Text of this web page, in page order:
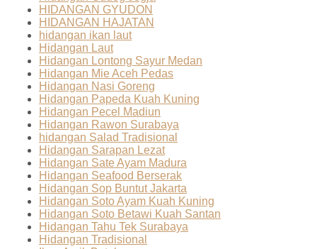
HIDANGAN GYUDON
HIDANGAN HAJATAN
hidangan ikan laut
Hidangan Laut
Hidangan Lontong Sayur Medan
Hidangan Mie Aceh Pedas
Hidangan Nasi Goreng
Hidangan Papeda Kuah Kuning
Hidangan Pecel Madiun
Hidangan Rawon Surabaya
hidangan Salad Tradisional
Hidangan Sarapan Lezat
Hidangan Sate Ayam Madura
Hidangan Seafood Berserak
Hidangan Sop Buntut Jakarta
Hidangan Soto Ayam Kuah Kuning
Hidangan Soto Betawi Kuah Santan
Hidangan Tahu Tek Surabaya
Hidangan Tradisional